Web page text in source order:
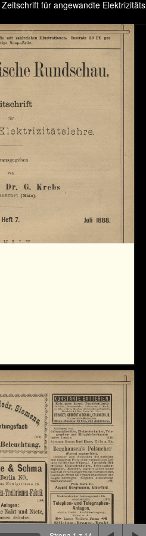
*/
für angewandte
są pliki cookie, bądź
Aby poznać szczegóły zapoznaj
.